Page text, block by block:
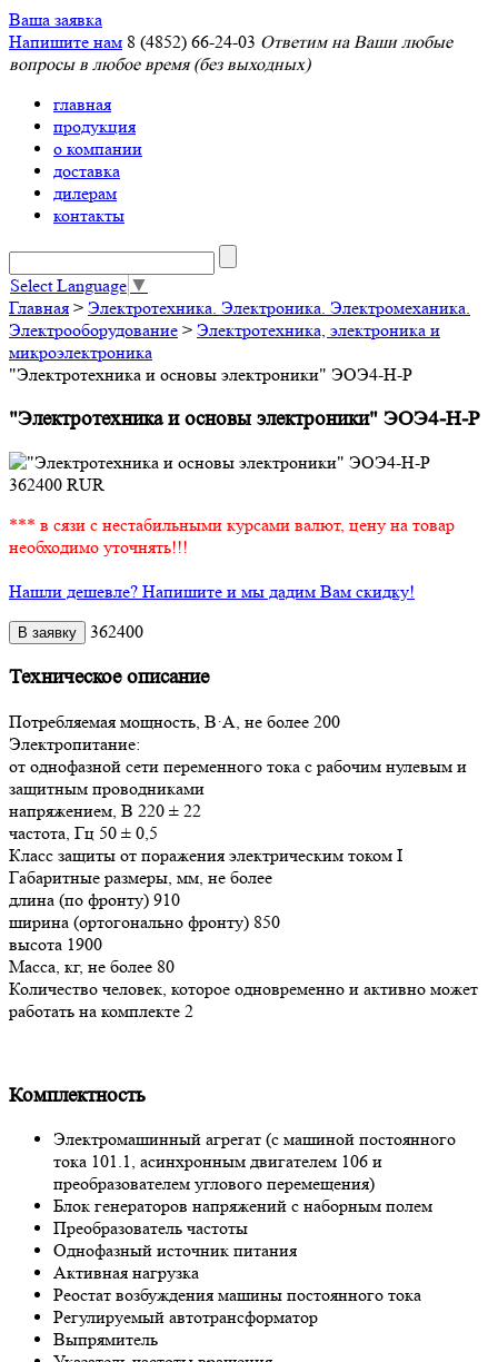
Ваша заявка
Напишите нам 8 (4852) 66-24-03 Ответим на Ваши любые
вопросы в любое время (без выходных)
главная
продукция
о компании
доставка
дилерам
контакты
Select Language ▼
Главная > Электротехника. Электроника. Электромеханика.
Электрооборудование > Электротехника, электроника и
микроэлектроника
"Электротехника и основы электроники" ЭОЭ4-Н-Р
"Электротехника и основы электроники" ЭОЭ4-Н-Р
362400 RUR
*** в сязи с нестабильными курсами валют, цену на товар
необходимо уточнять!!!
Нашли дешевле? Напишите и мы дадим Вам скидку!
362400
Техническое описание
Потребляемая мощность, В·А, не более 200
Электропитание:
от однофазной сети переменного тока с рабочим нулевым и
защитным проводниками
напряжением, В 220 ± 22
частота, Гц 50 ± 0,5
Класс защиты от поражения электрическим током I
Габаритные размеры, мм, не более
длина (по фронту) 910
ширина (ортогонально фронту) 850
высота 1900
Масса, кг, не более 80
Количество человек, которое одновременно и активно может
работать на комплекте 2
Комплектность
Электромашинный агрегат (с машиной постоянного
тока 101.1, асинхронным двигателем 106 и
преобразователем углового перемещения)
Блок генераторов напряжений с наборным полем
Преобразователь частоты
Однофазный источник питания
Активная нагрузка
Реостат возбуждения машины постоянного тока
Регулируемый автотрансформатор
Выпрямитель